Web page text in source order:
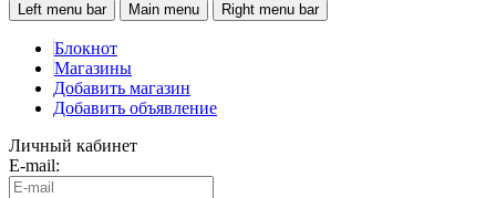
Left menu bar Main menu Right menu bar
Блокнот
Магазины
Добавить магазин
Добавить объявление
Личный кабинет
E-mail: